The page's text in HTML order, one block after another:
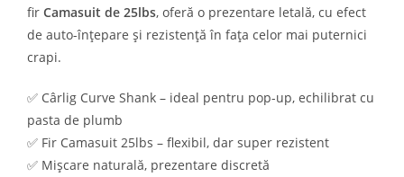
fir Camasuit de 25lbs, oferă o prezentare letală, cu efect
de auto-înțepare și rezistență în fața celor mai puternici
crapi.
✅ Cârlig Curve Shank – ideal pentru pop-up, echilibrat cu
pasta de plumb
✅ Fir Camasuit 25lbs – flexibil, dar super rezistent
✅ Mișcare naturală, prezentare discretă